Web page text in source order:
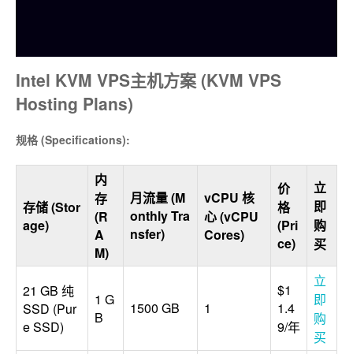
Intel KVM VPS主机方案 (KVM VPS
Hosting Plans)
规格 (Specifications):
存储 (Stor
age)
内
存
(R
A
M)
月流量 (M
onthly Tra
nsfer)
vCPU 核
心 (vCPU
Cores)
价
格
(Pri
ce)
立
即
购
买
21 GB 纯
SSD (Pur
e SSD)
1 G
B
1500 GB 1
$1
1.4
9/年
立
即
购
买